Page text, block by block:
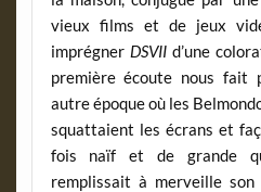
vieux films et de jeux
imprégner DSVIId’une
première écoute nous fait
autre époque où les
squattaient les écrans et
fois naïf et de grande
remplissait à merveille son